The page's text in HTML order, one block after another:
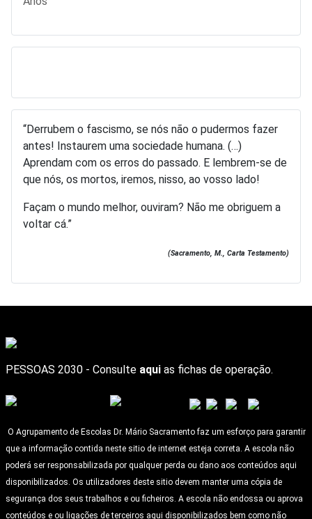
“Derrubem o fascismo, se nós não o pudermos fazer
antes! Instaurem uma sociedade humana. (…)
Aprendam com os erros do passado. E lembrem-se de
que nós, os mortos, iremos, nisso, ao vosso lado!
Façam o mundo melhor, ouviram? Não me obriguem a
voltar cá.”
(Sacramento, M., Carta Testamento)
PESSOAS 2030 - Consulte aqui as fichas de operação.
O Agrupamento de Escolas Dr. Mário Sacramento faz um esforço para garantir
que a informação contida neste sitio de internet esteja correta. A escola não
poderá ser responsabilizada por qualquer perda ou dano aos conteúdos aqui
disponibilizados. Os utilizadores deste sitio devem manter uma cópia de
segurança dos seus trabalhos e ou ficheiros. A escola não endossa ou aprova
conteúdos e ou ligações de terceiros aqui disponibilizados bem como não